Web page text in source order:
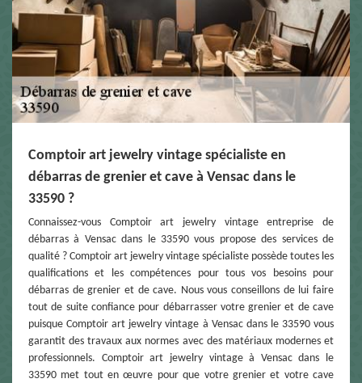
Comptoir art jewelry vintage spécialiste en
débarras de grenier et cave à Vensac dans le
33590 ?
Connaissez-vous Comptoir art jewelry vintage entreprise de
débarras à Vensac dans le 33590 vous propose des services de
qualité ? Comptoir art jewelry vintage spécialiste possède toutes les
qualifications et les compétences pour tous vos besoins pour
débarras de grenier et de cave. Nous vous conseillons de lui faire
tout de suite confiance pour débarrasser votre grenier et de cave
puisque Comptoir art jewelry vintage à Vensac dans le 33590 vous
garantit des travaux aux normes avec des matériaux modernes et
professionnels. Comptoir art jewelry vintage à Vensac dans le
33590 met tout en œuvre pour que votre grenier et votre cave